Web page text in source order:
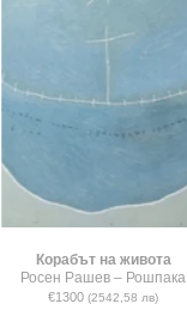
Корабът на живота
Росен Рашев – Рошпака
€1300(2542,58 лв)